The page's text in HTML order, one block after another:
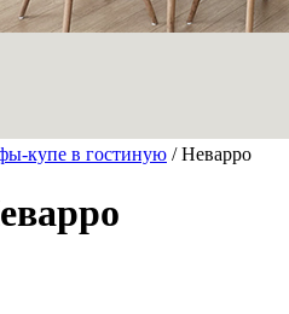
купе в гостиную / Неварро